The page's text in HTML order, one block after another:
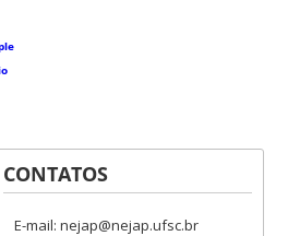
CONTATOS
E-mail: nejap@nejap.ufsc.br